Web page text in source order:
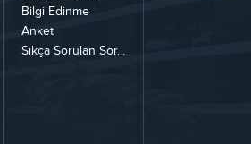
Bilgi Edinme
Anket
Sıkça Sorulan Sor...